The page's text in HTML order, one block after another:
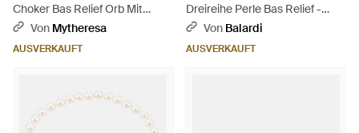
Choker Bas Relief Orb Mit
Zierperlen - Mettallic
Von Mytheresa
AUSVERKAUFT
Dreireihe Perle Bas Relief -
Mehrfarbig
Von Balardi
AUSVERKAUFT